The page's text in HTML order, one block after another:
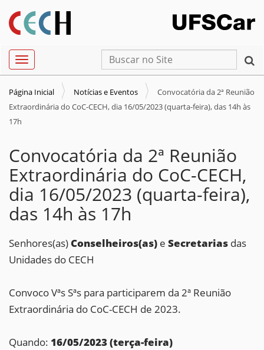
Busca
Busca Avançada…
Toggle navigation
Página Inicial Notícias e Eventos
Convocatória da 2ª Reunião
Extraordinária do CoC-CECH, dia 16/05/2023 (quarta-feira), das 14h às
17h
Convocatória da 2ª Reunião
Extraordinária do CoC-CECH,
dia 16/05/2023 (quarta-feira),
das 14h às 17h
Senhores(as)Conselheiros(as) e Secretarias das
Unidades do CECH
Convoco Vªs Sªs para participarem da 2ª Reunião
Extraordinária do CoC-CECH de 2023.
Quando: 16/05/2023 (terça-feira)